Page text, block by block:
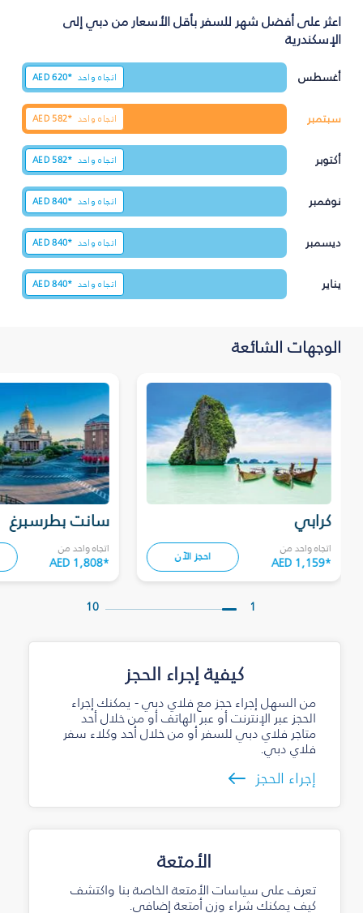
اعثر على أفضل شهر للسفر بأقل الأسعار من دبي إلى
الإسكندرية
أغسطس اتجاه واحد AED620*
سبتمبر اتجاه واحد AED 582*
أكتوبر اتجاه واحد AED 582*
نوفمبر اتجاه واحد AED840*
ديسمبر اتجاه واحد AED840*
يناير اتجاه واحد AED840*
الوجهات الشائعة
سانت بطرسبرغ
اتجاه واحد من
AED 1,808*
كرابي
اتجاه واحد من
AED 1,159* احجز الآن
10 1
كيفية إجراء الحجز
من السهل إجراء حجز مع فلاي دبي - يمكنك إجراء
الحجز عبر الإنترنت أو عبر الهاتف أو من خلال أحد
متاجر فلاي دبي للسفر أو من خلال أحد وكلاء سفر
فلاي دبي.
إجراء الحجز
الأمتعة
تعرف على سياسات الأمتعة الخاصة بنا واكتشف
كيف يمكنك شراء وزن أمتعة إضافي.